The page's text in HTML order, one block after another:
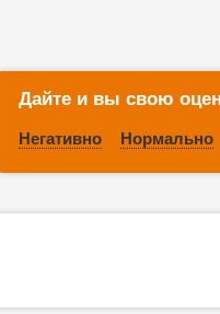
Дайте и вы свою
Негативно Нормально